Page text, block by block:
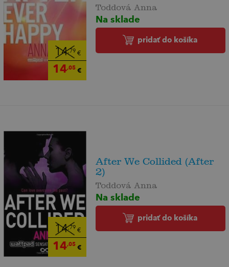
14,79 €
14,05€
Toddová Anna
Na sklade
pridať do košíka
14,79 €
14,05€
After We Collided (After
2)
Toddová Anna
Na sklade
pridať do košíka